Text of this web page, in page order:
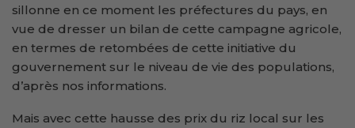
sillonne en ce moment les préfectures du pays, en
vue de dresser un bilan de cette campagne agricole,
en termes de retombées de cette initiative du
gouvernement sur le niveau de vie des populations,
d’après nos informations.
Mais avec cette hausse des prix du riz local sur les